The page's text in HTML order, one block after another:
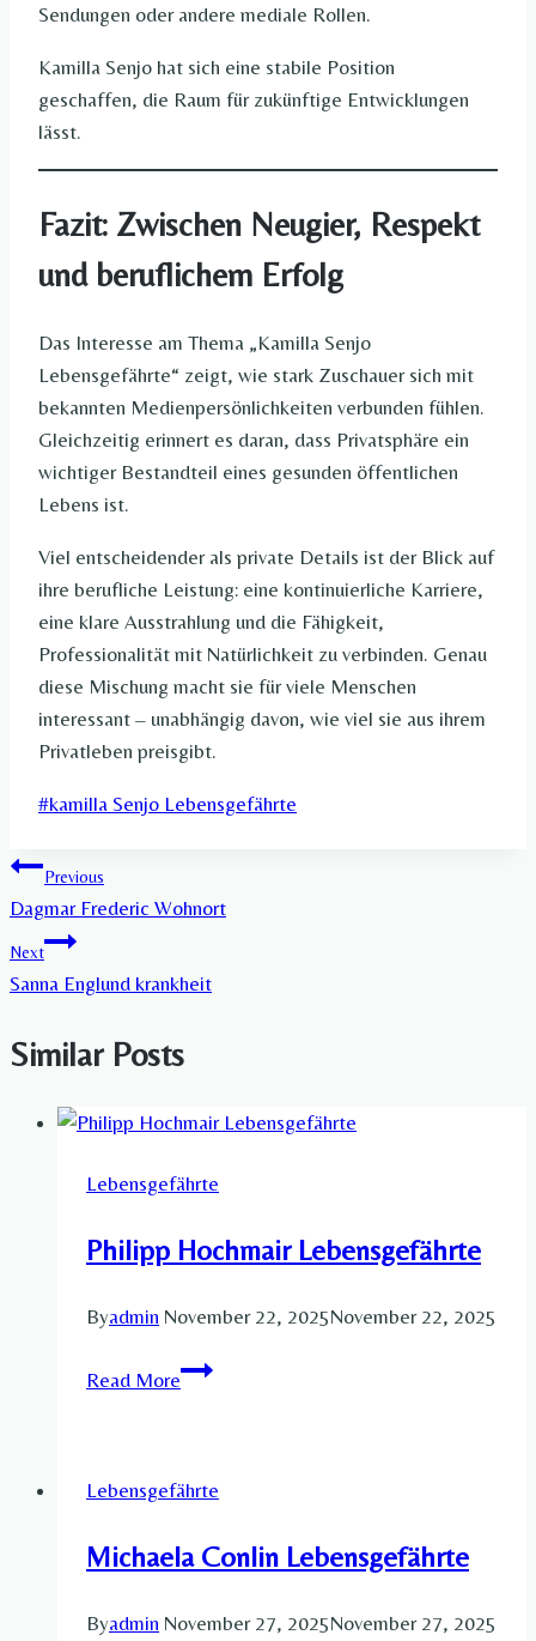
Sendungen oder andere mediale Rollen.
Kamilla Senjo hat sich eine stabile Position
geschaffen, die Raum für zukünftige Entwicklungen
lässt.
Fazit: Zwischen Neugier, Respekt
und beruflichem Erfolg
Das Interesse am Thema „Kamilla Senjo
Lebensgefährte“ zeigt, wie stark Zuschauer sich mit
bekannten Medienpersönlichkeiten verbunden fühlen.
Gleichzeitig erinnert es daran, dass Privatsphäre ein
wichtiger Bestandteil eines gesunden öffentlichen
Lebens ist.
Viel entscheidender als private Details ist der Blick auf
ihre berufliche Leistung: eine kontinuierliche Karriere,
eine klare Ausstrahlung und die Fähigkeit,
Professionalität mit Natürlichkeit zu verbinden. Genau
diese Mischung macht sie für viele Menschen
interessant – unabhängig davon, wie viel sie aus ihrem
Privatleben preisgibt.
Post
#kamilla Senjo Lebensgefährte
Post
navigation
Previous
Dagmar Frederic Wohnort​
Next
Sanna Englund krankheit
Similar Posts
Lebensgefährte
Philipp Hochmair Lebensgefährte
Byadmin November 22, 2025November 22, 2025
Read MorePhilipp
Lebensgefährte
Michaela Conlin Lebensgefährte​
Byadmin November 27, 2025November 27, 2025